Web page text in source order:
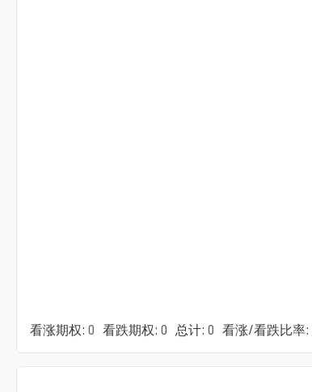
看涨期权: 0 看跌期权: 0 总计: 0 看涨/看跌比率: